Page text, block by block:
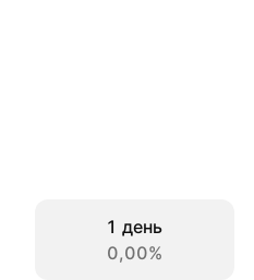
1 день
0,00%